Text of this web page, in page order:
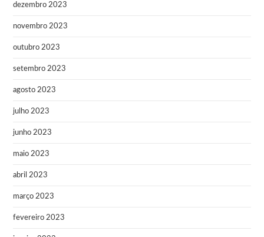
dezembro 2023
novembro 2023
outubro 2023
setembro 2023
agosto 2023
julho 2023
junho 2023
maio 2023
abril 2023
março 2023
fevereiro 2023